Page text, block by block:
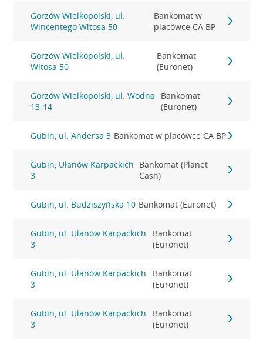
Gorzów Wielkopolski, ul.
Wincentego Witosa 50
Bankomat w
placówce CA BP
Gorzów Wielkopolski, ul.
Witosa 50
Bankomat
(Euronet)
Gorzów Wielkopolski, ul. Wodna
13-14
Bankomat
(Euronet)
Gubin, ul. Andersa 3 Bankomat w placówce CA BP
Gubin, Ułanów Karpackich
3
Bankomat (Planet
Cash)
Gubin, ul. Budziszyńska 10 Bankomat (Euronet)
Gubin, ul. Ułanów Karpackich
3
Bankomat
(Euronet)
Gubin, ul. Ułanów Karpackich
3
Bankomat
(Euronet)
Gubin, ul. Ułanów Karpackich
3
Bankomat
(Euronet)